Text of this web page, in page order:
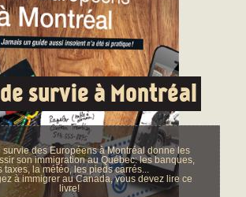
survie à Montréal
survie des Européens à Montréal donne les
son immigration au Québec: les banques,
taxes, la météo, les pieds carrés...
à immigrer au Canada, vous devez lire ce
livre!